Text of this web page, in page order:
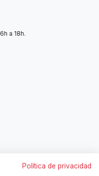
a 18h.
Política de privacidad